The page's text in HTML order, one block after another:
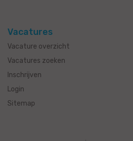
Vacatures
Vacature overzicht
Vacatures zoeken
Inschrijven
Login
Sitemap